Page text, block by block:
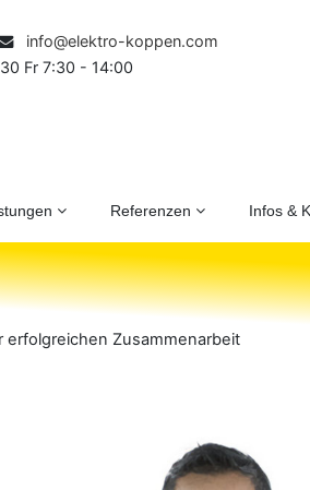
info@elektro-koppen.com
Fr 7:30 - 14:00
Referenzen Infos &
erfolgreichen Zusammenarbeit